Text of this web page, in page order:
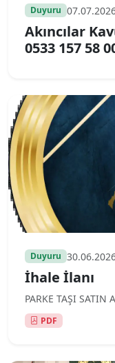
Duyuru
Akıncılar
0533 157 58
Duyuru
İhale İlanı
PARKE TAŞI SATIN
PDF